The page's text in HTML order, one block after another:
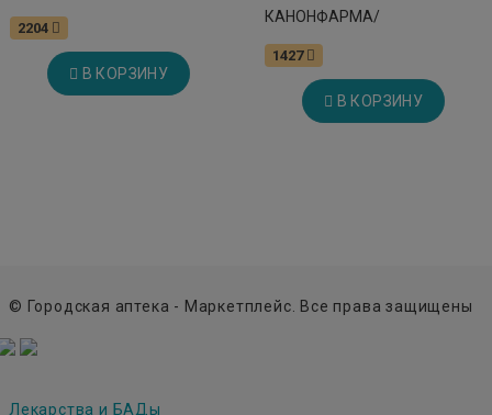
2204
В КОРЗИНУ
КАНОНФАРМА/
1427
В КОРЗИНУ
© Городская аптека - Маркетплейс. Все права защищены
Лекарства и БАДы